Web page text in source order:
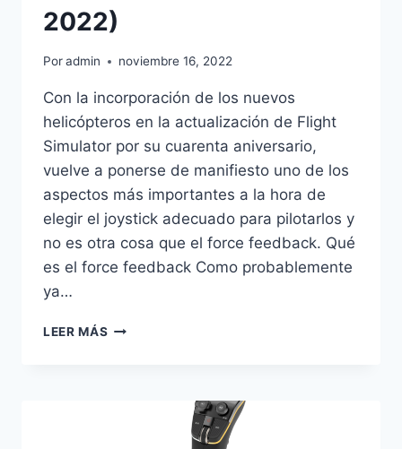
2022)
Poradmin noviembre 16, 2022
Con la incorporación de los nuevos
helicópteros en la actualización de Flight
Simulator por su cuarenta aniversario,
vuelve a ponerse de manifiesto uno de los
aspectos más importantes a la hora de
elegir el joystick adecuado para pilotarlos y
no es otra cosa que el force feedback. Qué
es el force feedback Como probablemente
ya…
LEER MÁS LOS
HELICÓPTEROS